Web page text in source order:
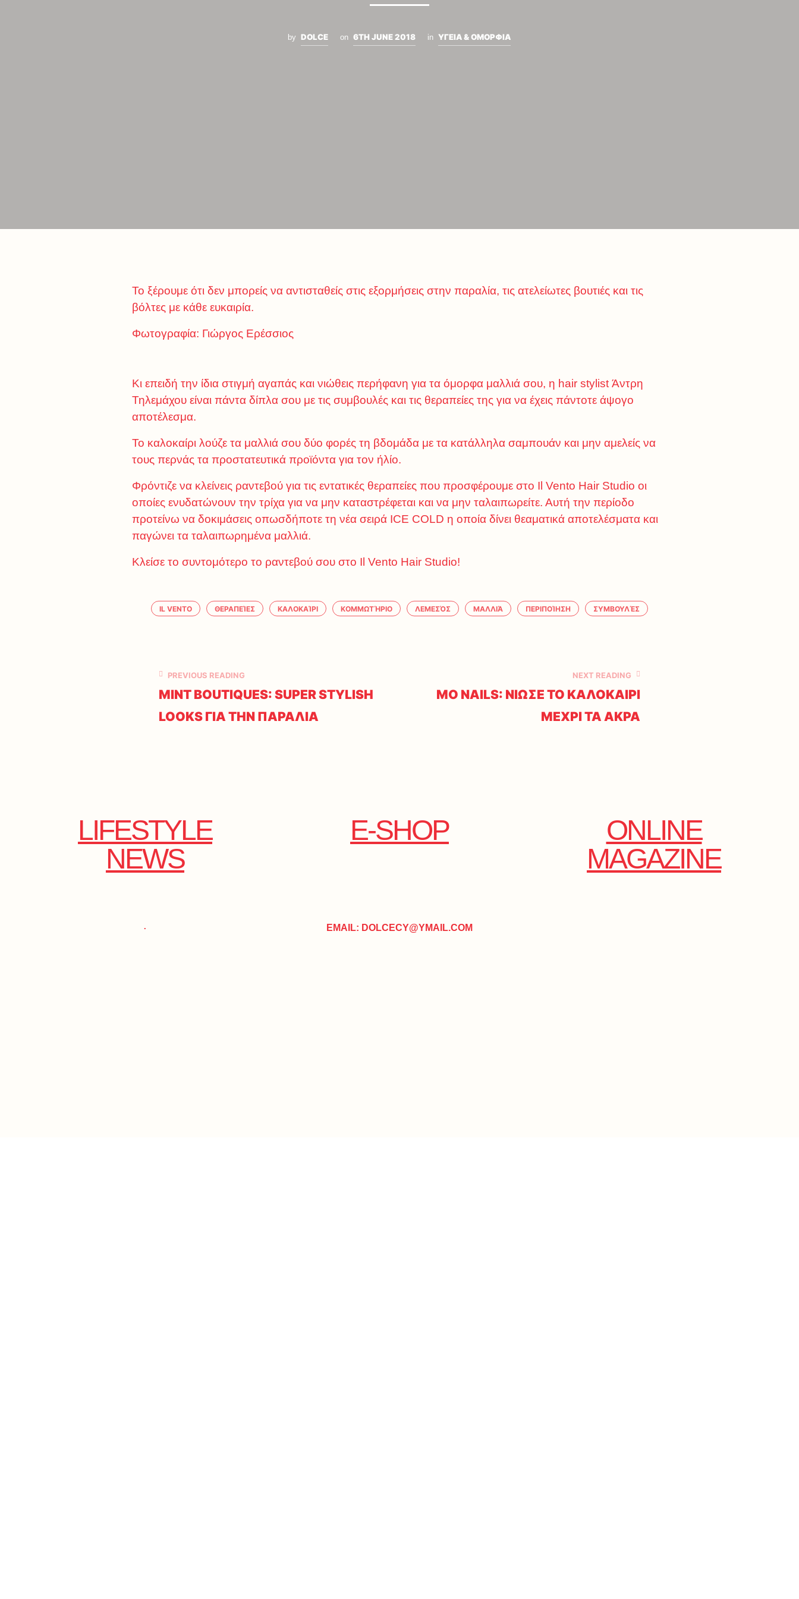
by DOLCE on 6TH JUNE 2018 in ΥΓΕΙΑ & ΟΜΟΡΦΙΑ
Το ξέρουμε ότι δεν μπορείς να αντισταθείς στις εξορμήσεις στην παραλία, τις ατελείωτες βουτιές και τις
βόλτες με κάθε ευκαιρία.
Φωτογραφία: Γιώργος Ερέσσιος
Κι επειδή την ίδια στιγμή αγαπάς και νιώθεις περήφανη για τα όμορφα μαλλιά σου, η hair stylist Άντρη
Τηλεμάχου είναι πάντα δίπλα σου με τις συμβουλές και τις θεραπείες της για να έχεις πάντοτε άψογο
αποτέλεσμα.
Το καλοκαίρι λούζε τα μαλλιά σου δύο φορές τη βδομάδα με τα κατάλληλα σαμπουάν και μην αμελείς να
τους περνάς τα προστατευτικά προϊόντα για τον ήλίο.
Φρόντιζε να κλείνεις ραντεβού για τις εντατικές θεραπείες που προσφέρουμε στο Il Vento Hair Studio οι
οποίες ενυδατώνουν την τρίχα για να μην καταστρέφεται και να μην ταλαιπωρείτε. Αυτή την περίοδο
προτείνω να δοκιμάσεις οπωσδήποτε τη νέα σειρά ICE COLD η οποία δίνει θεαματικά αποτελέσματα και
παγώνει τα ταλαιπωρημένα μαλλιά.
Κλείσε το συντομότερο το ραντεβού σου στο Il Vento Hair Studio!
IL VENTO ΘΕΡΑΠΕΊΕΣ ΚΑΛΟΚΑΊΡΙ ΚΟΜΜΩΤΉΡΙΟ ΛΕΜΕΣΌΣ ΜΑΛΛΙΆ ΠΕΡΙΠΟΊΗΣΗ ΣΥΜΒΟΥΛΈΣ
PREVIOUS READING
MINT BOUTIQUES: SUPER STYLISH
LOOKS ΓΙΑ ΤΗΝ ΠΑΡΑΛΙΑ
NEXT READING
MO NAILS: ΝΙΩΣΕ ΤΟ ΚΑΛΟΚΑΙΡΙ
ΜΕΧΡΙ ΤΑ ΑΚΡΑ
LIFESTYLE
NEWS
E-SHOP
ONLINE
MAGAZINE
. EMAIL: DOLCECY@YMAIL.COM